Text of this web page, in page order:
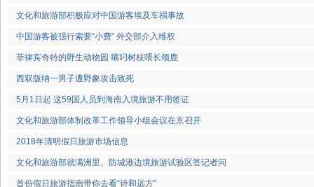
文化和旅游部积极应对中国游客埃及车祸事故
中国游客被强行索要“小费” 外交部介入维权
菲律宾奇特的野生动物园 嘴叼树枝喂长颈鹿
西双版纳一男子遭野象攻击致死
5月1日起 这59国人员到海南入境旅游不用签证
文化和旅游部体制改革工作领导小组会议在京召开
2018年清明假日旅游市场信息
文化和旅游部就满洲里、防城港边境旅游试验区答记者问
首份假日旅游指南带你去看“诗和远方”